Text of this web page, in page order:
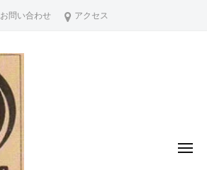
お問い合わせ アクセス
メ